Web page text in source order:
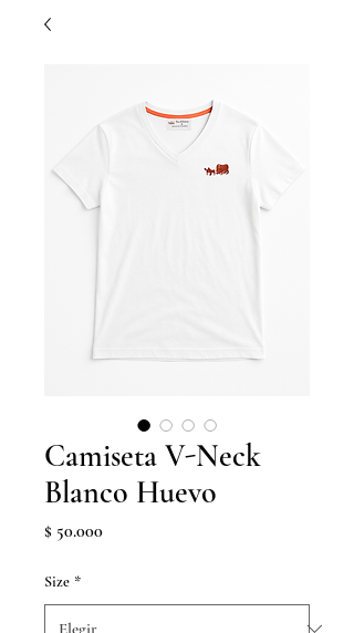
Camiseta V-Neck
Blanco Huevo
$ 50.000Precio
Size *